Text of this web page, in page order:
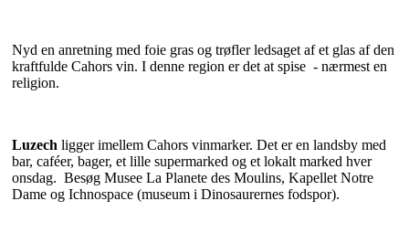
Nyd en anretning med foie gras og trøfler ledsaget af et glas af den
kraftfulde Cahors vin. I denne region er det at spise - nærmest en
religion.
Luzech ligger imellem Cahors vinmarker. Det er en landsby med
bar, caféer, bager, et lille supermarked og et lokalt marked hver
onsdag. Besøg Musee La Planete des Moulins, Kapellet Notre
Dame og Ichnospace (museum i Dinosaurernes fodspor).